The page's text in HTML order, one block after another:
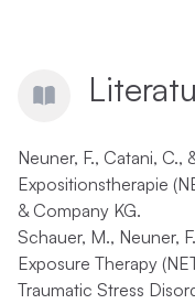
Neuner, F., Catani, C.,
Expositionstherapie
& Company KG.
Schauer, M., Neuner,
Exposure Therapy
Traumatic Stress